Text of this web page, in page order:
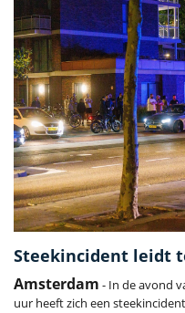
Steekincident leidt
Amsterdam - In de avond
uur heeft zich een